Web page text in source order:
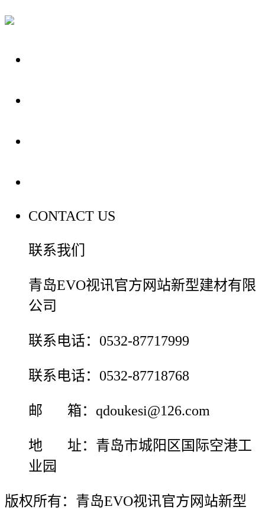
CONTACT US
联系我们
青岛EVO视讯官方网站新型建材有限
公司
联系电话：0532-87717999
联系电话：0532-87718768
邮 箱：qdoukesi@126.com
地 址：青岛市城阳区国际空港工
业园
版权所有：青岛EVO视讯官方网站新型